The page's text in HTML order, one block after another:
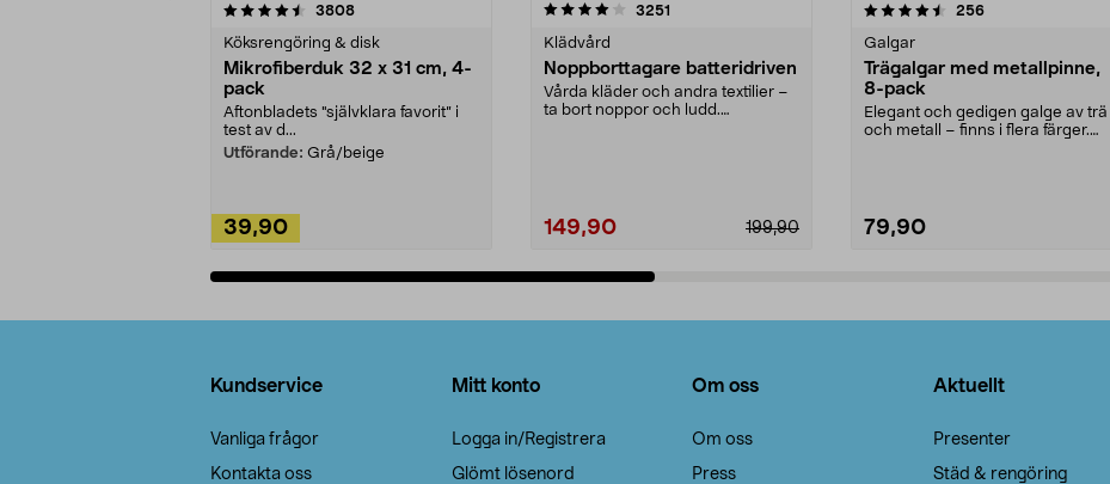
3808recensioner
Köksrengöring & disk
Mikrofiberduk 32 x 31 cm, 4-
pack
Aftonbladets "självklara favorit” i
test av d...
Utförande: Grå/beige
39,90
4.0av 5 stjärnor 3251
Klädvård
Noppborttagare batteridriven
Vårda kläder och andra textilier –
ta bort noppor och ludd.
199,90
149,90
4.5av 5 stjärnor 256recensioner
Galgar
Trägalgar med metallpinne,
8-pack
Elegant och gedigen galge av trä
och metall – finns i flera färger.
79,90
4.0av 5 stjärnor
Kundservice
Vanliga frågor
Kontakta oss
Mitt konto
Logga in/Registrera
Glömt lösenord
Om oss
Om oss
Press
Aktuellt
Presenter
Städ & rengöring